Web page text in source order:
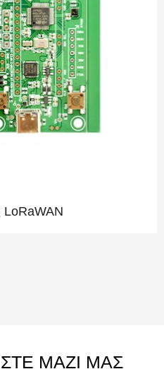
LoRaWAN
ΜΑΖΙ ΜΑΣ